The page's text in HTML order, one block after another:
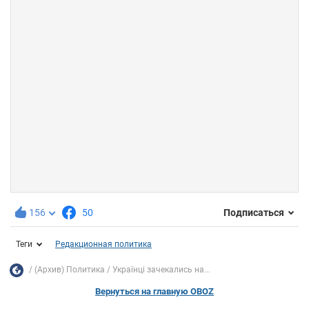
156 50 Подписаться
Теги Редакционная политика
(Архив) Политика Українці зачекались на...
Вернуться на главную OBOZ